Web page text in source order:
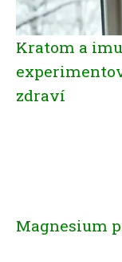
Kratom a
zdraví
Magnesium